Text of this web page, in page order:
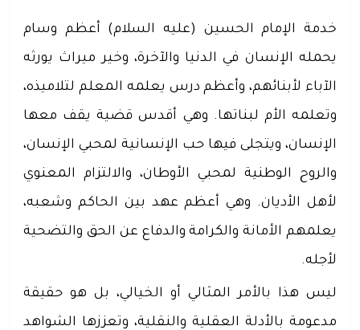
خدمة الإمام الحسين (عليه السلام) أعظم وسام
يحمله الإنسان في الدنيا والآخرة، وخير ميراث يورثه
الآباء لأبنائهم، وأعظم درس يعلمه المعلم لتلاميذه،
وتعلمه الأم لبناتها. وهي أقدس قضية يقف معها
الإنسان، ويتجلى فيها حب الإنسانية لمحبي الإنسان،
والروح الوطنية لمحبي الأوطان، والالتزام المعنوي
لأهل الأديان. وهي أعظم عهد بين الحاكم وشعبه،
يعلمهم الأمانة والكرامة والدفاع عن الحق والتضحية
لأجله.
ليس هذا بالأمر المثالي أو الخيالي، بل هو حقيقة
مدعومة بالأدلة العقلية والنقلية، وتعززها الشواهد